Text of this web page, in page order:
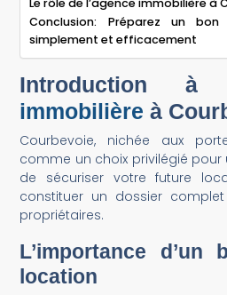
Conclusion: Préparez un
simplement et efficacement
Introduction
immobilière à
Courbevoie, nichée aux
comme un choix privilégié pour
de sécuriser votre future
constituer un dossier
propriétaires.
L’importance d’un
location